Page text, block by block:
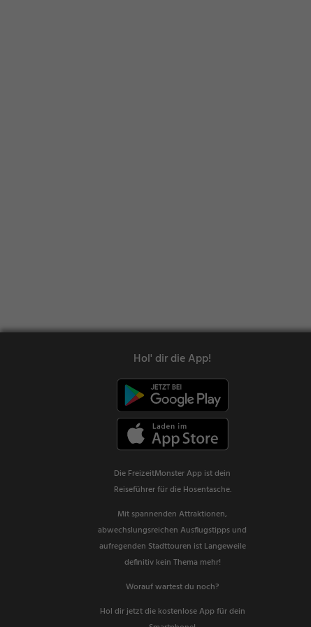
Hol' dir die App!
Die FreizeitMonster App ist dein
Reiseführer für die Hosentasche.
Mit spannenden Attraktionen,
abwechslungsreichen Ausflugstipps und
aufregenden Stadttouren ist Langeweile
definitiv kein Thema mehr!
Worauf wartest du noch?
Hol dir jetzt die kostenlose App für dein